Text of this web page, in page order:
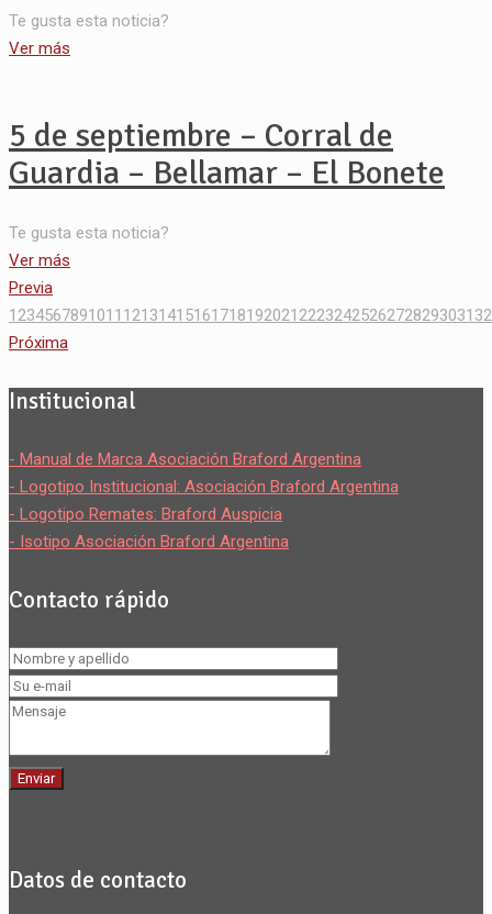
Te gusta esta noticia?
Ver más
5 de septiembre – Corral de
Guardia – Bellamar – El Bonete
Te gusta esta noticia?
Ver más
Previa
1 234567891011 12131415161718192021 22232425262728293031 32
Próxima
Institucional
- Manual de Marca Asociación Braford Argentina
- Logotipo Institucional: Asociación Braford Argentina
- Logotipo Remates: Braford Auspicia
- Isotipo Asociación Braford Argentina
Contacto rápido
Datos de contacto